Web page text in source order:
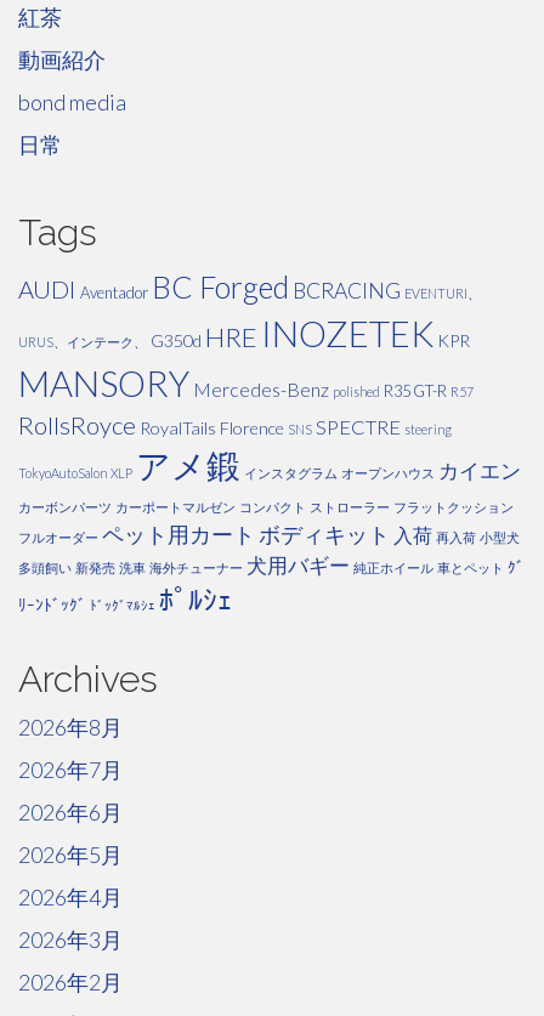
紅茶
動画紹介
bond media
日常
Tags
AUDI Aventador BC Forged BCRACING EVENTURI、
URUS、インテーク、 G350d HRE INOZETEK KPR
MANSORY Mercedes-Benz polished R35 GT-R R57
RollsRoyce RoyalTails Florence SNS SPECTRE steering
TokyoAutoSalon XLP アメ鍛 インスタグラム オープンハウス カイエン
カーボンパーツ カーポートマルゼン コンパクト ストローラー フラットクッション
フルオーダー ペット用カート ボディキット 入荷 再入荷 小型犬
多頭飼い 新発売 洗車 海外チューナー 犬用バギー 純正ホイール 車とペット ｸﾞ
ﾘｰﾝﾄﾞｯｸﾞ ﾄﾞｯｸﾞﾏﾙｼｪ ﾎﾟﾙｼｪ
Archives
2026年8月
2026年7月
2026年6月
2026年5月
2026年4月
2026年3月
2026年2月